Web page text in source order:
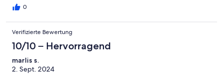
0
Verifizierte Bewertung
10/10 – Hervorragend
marlis s.
2. Sept. 2024